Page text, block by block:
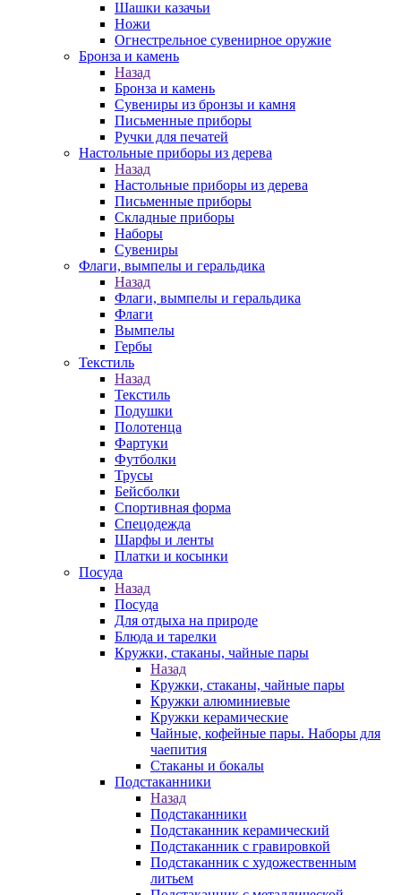
Шашки казачьи
Ножи
Огнестрельное сувенирное оружие
Бронза и камень
Назад
Бронза и камень
Сувениры из бронзы и камня
Письменные приборы
Ручки для печатей
Настольные приборы из дерева
Назад
Настольные приборы из дерева
Письменные приборы
Складные приборы
Наборы
Сувениры
Флаги, вымпелы и геральдика
Назад
Флаги, вымпелы и геральдика
Флаги
Вымпелы
Гербы
Текстиль
Назад
Текстиль
Подушки
Полотенца
Фартуки
Футболки
Трусы
Бейсболки
Спортивная форма
Спецодежда
Шарфы и ленты
Платки и косынки
Посуда
Назад
Посуда
Для отдыха на природе
Блюда и тарелки
Кружки, стаканы, чайные пары
Назад
Кружки, стаканы, чайные пары
Кружки алюминиевые
Кружки керамические
Чайные, кофейные пары. Наборы для
чаепития
Стаканы и бокалы
Подстаканники
Назад
Подстаканники
Подстаканник керамический
Подстаканник c гравировкой
Подстаканник с художественным
литьем